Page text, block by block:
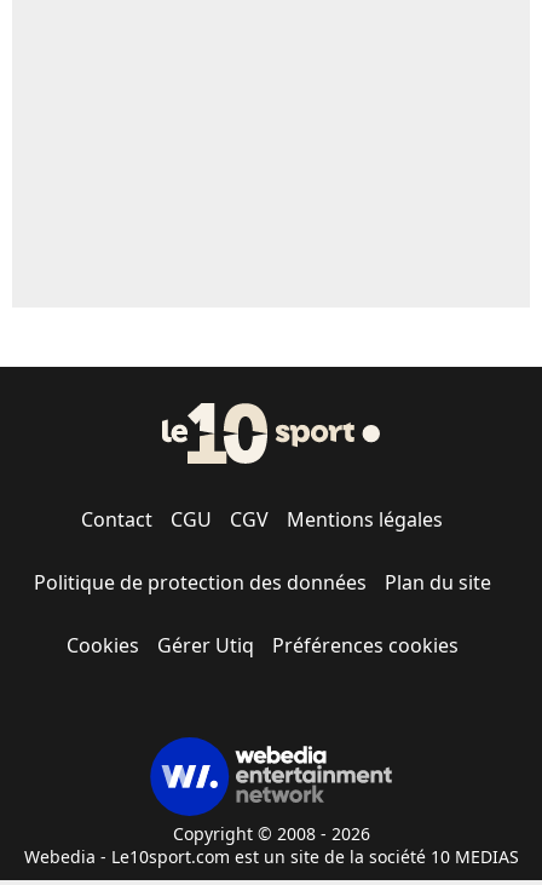
Contact CGU CGV Mentions légales
Politique de protection des données Plan du site
Cookies Gérer Utiq Préférences cookies
Copyright © 2008 - 2026
Webedia - Le10sport.com est un site de la société 10 MEDIAS